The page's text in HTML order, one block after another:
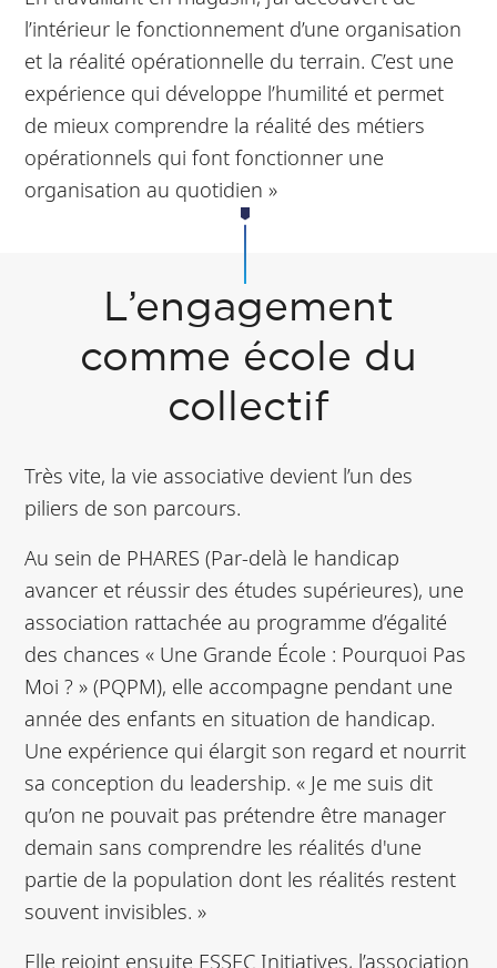
l’intérieur le fonctionnement d’une organisation
et la réalité opérationnelle du terrain. C’est une
expérience qui développe l’humilité et permet
de mieux comprendre la réalité des métiers
opérationnels qui font fonctionner une
organisation au quotidien »
L’engagement
comme école du
collectif
Très vite, la vie associative devient l’un des
piliers de son parcours.
Au sein de PHARES (Par-delà le handicap
avancer et réussir des études supérieures), une
association rattachée au programme d’égalité
des chances « Une Grande École : Pourquoi Pas
Moi ? » (PQPM), elle accompagne pendant une
année des enfants en situation de handicap.
Une expérience qui élargit son regard et nourrit
sa conception du leadership. « Je me suis dit
qu’on ne pouvait pas prétendre être manager
demain sans comprendre les réalités d'une
partie de la population dont les réalités restent
souvent invisibles. »
Elle rejoint ensuite ESSEC Initiatives, l’association